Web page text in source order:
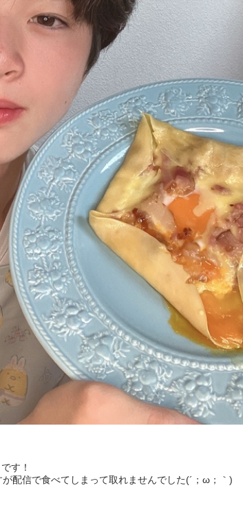
す！
配信で食べてしまって取れませんでした(´；ω；｀)